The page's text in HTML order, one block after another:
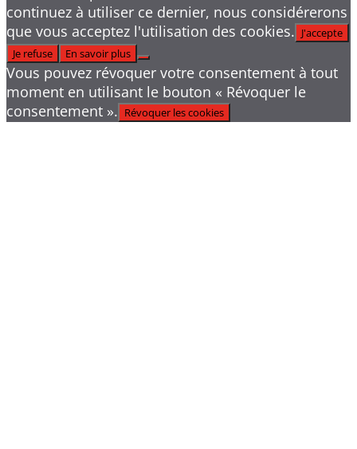
continuez à utiliser ce dernier, nous considérerons
que vous acceptez l'utilisation des cookies. J'accepte
Je refuse
En savoir plus
Vous pouvez révoquer votre consentement à tout
moment en utilisant le bouton « Révoquer le
consentement ». Révoquer les cookies